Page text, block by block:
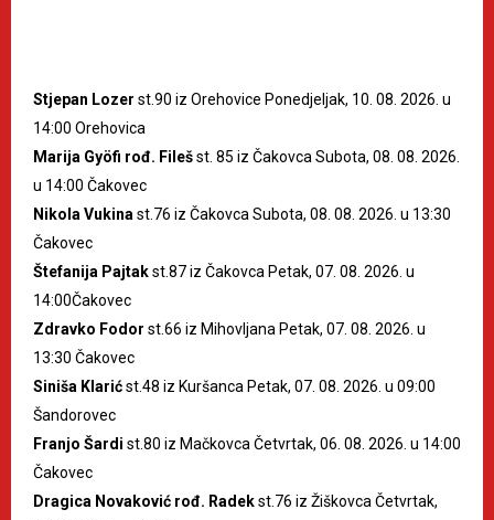
Stjepan Lozer st.90 iz Orehovice Ponedjeljak, 10. 08. 2026. u
14:00 Orehovica
Marija Gyöfi rođ. Filešst. 85 iz Čakovca Subota, 08. 08. 2026.
u 14:00 Čakovec
Nikola Vukinast.76 iz Čakovca Subota, 08. 08. 2026. u 13:30
Čakovec
Štefanija Pajtakst.87 iz Čakovca Petak, 07. 08. 2026. u
14:00Čakovec
Zdravko Fodor st.66 iz Mihovljana Petak, 07. 08. 2026. u
13:30 Čakovec
Siniša Klarićst.48 iz Kuršanca Petak, 07. 08. 2026. u 09:00
Šandorovec
Franjo Šardi st.80 iz Mačkovca Četvrtak, 06. 08. 2026. u 14:00
Čakovec
Dragica Novaković rođ. Radekst.76 iz Žiškovca Četvrtak,